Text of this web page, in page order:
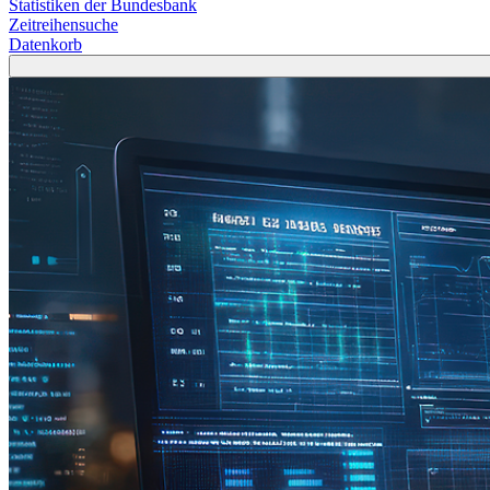
Statistiken der Bundesbank
Zeitreihensuche
Datenkorb